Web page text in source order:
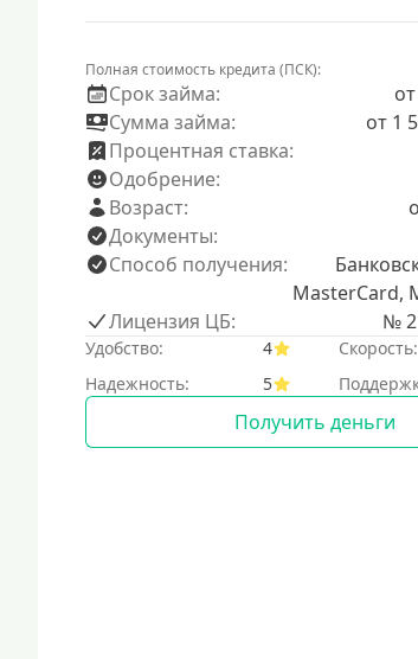
Полная стоимость кредита (ПСК):
Срок займа:
Сумма займа:
от 1
Процентная ставка:
Одобрение:
Возраст:
Документы:
Способ получения:
MasterCard,
Лицензия ЦБ:
№
Удобство: 4 Скорость:
Надежность:
5
Получить деньги